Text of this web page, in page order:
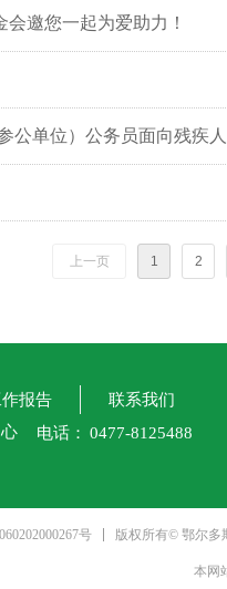
邀您一起为爱助力！
单位）公务员面向残疾人
上一页 1 2
电话： 0477-8125488
作报告
联系我们
号 版权所有© 鄂尔多
本网